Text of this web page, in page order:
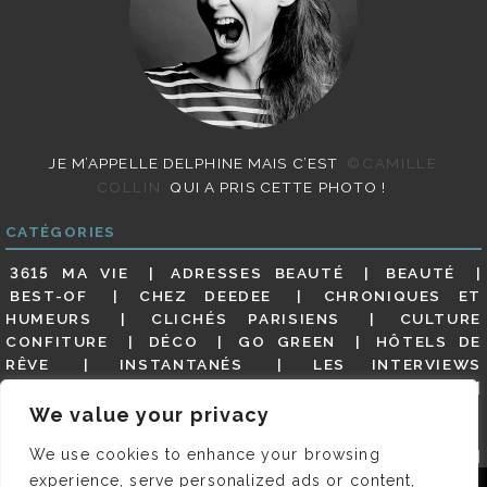
We value your privacy
We use cookies to enhance your browsing
experience, serve personalized ads or content,
JE M’APPELLE DELPHINE MAIS C’EST
©CAMILLE
COLLIN
QUI A PRIS CETTE PHOTO !
CATÉGORIES
3615 MA VIE ADRESSES BEAUTÉ
BEAUTÉ
BEST-OF
CHEZ DEEDEE
CHRONIQUES ET
HUMEURS
CLICHÉS PARISIENS
CULTURE
CONFITURE
DÉCO GO GREEN
HÔTELS DE
RÊVE
INSTANTANÉS
LES INTERVIEWS
MES ADRESSES
MODE NON CLASSÉ
GUIDE
PARIS EN PHOTOS
RESTAURANTS
REVUE DE PRESSE DÉTAILLÉE, SIOU PLAIT